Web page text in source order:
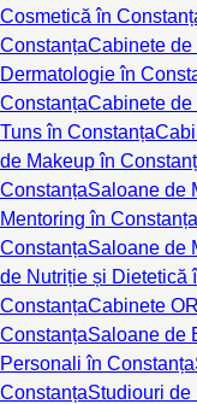
Cosmetică în
ConstanțaCabinete de
Dermatologie în
ConstanțaCabinete
Tuns în Constanța
de Makeup în
ConstanțaSaloane de
Mentoring în Constanța
ConstanțaSaloane de
de Nutriție și Dietetică
ConstanțaCabinete
ConstanțaSaloane de
Personali în Constanța
ConstanțaStudiouri de